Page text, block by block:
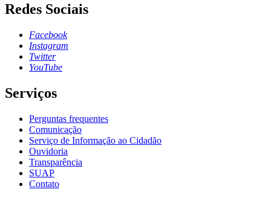
Redes Sociais
Facebook
Instagram
Twitter
YouTube
Serviços
Perguntas frequentes
Comunicação
Serviço de Informação ao Cidadão
Ouvidoria
Transparência
SUAP
Contato